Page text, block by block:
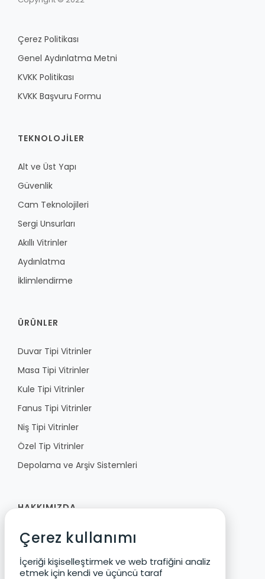
Çerez Politikası
Genel Aydınlatma Metni
KVKK Politikası
KVKK Başvuru Formu
TEKNOLOJILER
Alt ve Üst Yapı
Güvenlik
Cam Teknolojileri
Sergi Unsurları
Akıllı Vitrinler
Aydınlatma
İklimlendirme
ÜRÜNLER
Duvar Tipi Vitrinler
Masa Tipi Vitrinler
Kule Tipi Vitrinler
Fanus Tipi Vitrinler
Niş Tipi Vitrinler
Özel Tip Vitrinler
Depolama ve Arşiv Sistemleri
HAKKIMIZDA
Fibula
Vizyon ve Değerler
Ürün Geliştirme
Çerez kullanımı
İçeriği kişiselleştirmek ve web trafiğini analiz
etmek için kendi ve üçüncü taraf